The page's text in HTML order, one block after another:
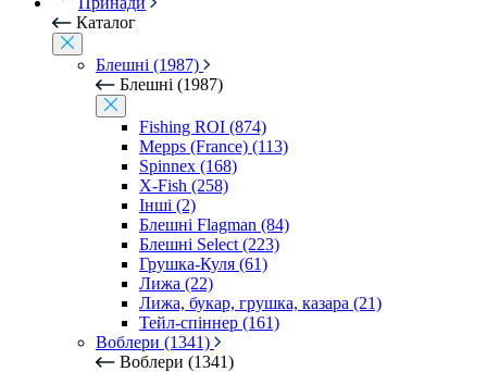
Каталог
Блешні (1987)
Блешні (1987)
Fishing ROI (874)
Mepps (France) (113)
Spinnex (168)
X-Fish (258)
Інші (2)
Блешні Flagman (84)
Блешні Select (223)
Грушка-Куля (61)
Лижа (22)
Лижа, букар, грушка, казара (21)
Тейл-спіннер (161)
Воблери (1341)
Воблери (1341)